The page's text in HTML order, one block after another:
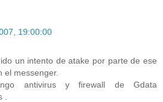
19:00:00
un intento de atake por parte de ese
el messenger.
antivirus y firewall de Gdata